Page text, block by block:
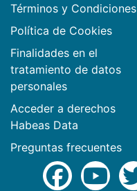
Términos y Condiciones
Política de Cookies
Finalidades en el
tratamiento de datos
personales
Acceder a derechos
Habeas Data
Preguntas frecuentes